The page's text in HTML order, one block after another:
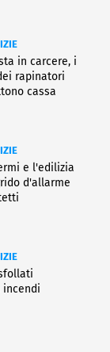
in carcere, i
rapinatori
cassa
e l'edilizia
d'allarme
incendi